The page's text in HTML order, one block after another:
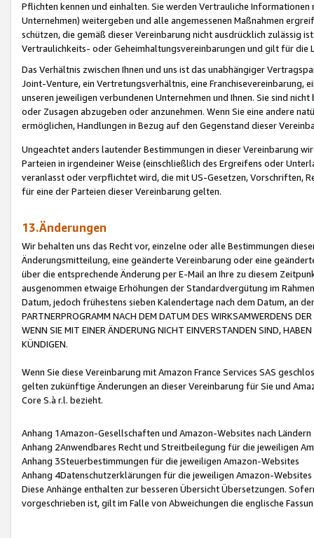
Pflichten kennen und einhalten. Sie werden Vertrauliche
Unternehmen) weitergeben und alle angemessenen Maßnahmen
schützen, die gemäß dieser Vereinbarung nicht ausdrücklich zulässig
Vertraulichkeits- oder Geheimhaltungsvereinbarungen und gilt für die
Das Verhältnis zwischen Ihnen und uns ist das unabhängiger
Joint-Venture, ein Vertretungsverhältnis, eine Franchisevereinbarung,
unseren jeweiligen verbundenen Unternehmen und Ihnen. Sie sind
oder Zusagen abzugeben oder anzunehmen. Wenn Sie eine andere
ermöglichen, Handlungen in Bezug auf den Gegenstand dieser
Ungeachtet anders lautender Bestimmungen in dieser Vereinbarung
Parteien in irgendeiner Weise (einschließlich des Ergreifens oder
veranlasst oder verpflichtet wird, die mit US-Gesetzen, Vorschriften,
für eine der Parteien dieser Vereinbarung gelten.
13.Änderungen
Wir behalten uns das Recht vor, einzelne oder alle Bestimmungen
Änderungsmitteilung, eine geänderte Vereinbarung oder eine
über die entsprechende Änderung per E-Mail an Ihre zu diesem
ausgenommen etwaige Erhöhungen der Standardvergütung im
Datum, jedoch frühestens sieben Kalendertage nach dem Datum, an
PARTNERPROGRAMM NACH DEM DATUM DES WIRKSAMWERDENS
WENN SIE MIT EINER ÄNDERUNG NICHT EINVERSTANDEN SIND,
KÜNDIGEN.
Wenn Sie diese Vereinbarung mit Amazon France Services SAS
gelten zukünftige Änderungen an dieser Vereinbarung für Sie und
Core S.à r.l. bezieht.
Anhang 1Amazon-Gesellschaften und Amazon-Websites nach Ländern
Anhang 2Anwendbares Recht und Streitbeilegung für die jeweiligen
Anhang 3Steuerbestimmungen für die jeweiligen Amazon-Websites
Anhang 4Datenschutzerklärungen für die jeweiligen Amazon-Websites
Diese Anhänge enthalten zur besseren Übersicht Übersetzungen.
vorgeschrieben ist, gilt im Falle von Abweichungen die englische